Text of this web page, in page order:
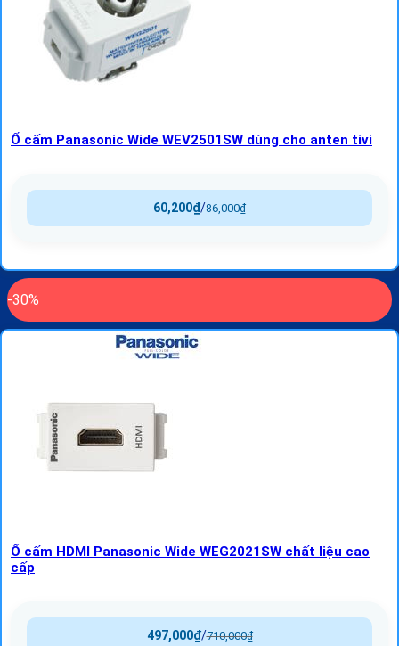
Ổ cấm Panasonic Wide WEV2501SW dùng cho anten tivi
86,000₫
/
60,200₫
-30%
Ổ cấm HDMI Panasonic Wide WEG2021SW chất liệu cao
cấp
710,000₫
/
497,000₫